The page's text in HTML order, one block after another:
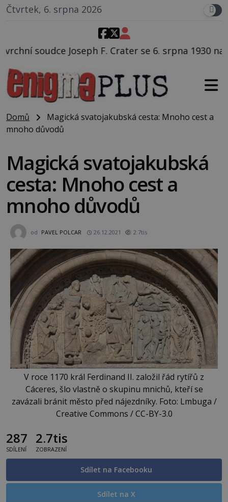
Čtvrtek, 6. srpna 2026
Crater se 6. srpna 1930 navečeří ve své
Domů
Magická svatojakubská cesta: Mnoho cest a
mnoho důvodů
Magická svatojakubská
cesta: Mnoho cest a
mnoho důvodů
od PAVEL POLCAR 26.12.2021 2.7tis
V roce 1170 král Ferdinand II. založil řád rytířů z
Cáceres, šlo vlastně o skupinu mnichů, kteří se
zavázali bránit město před nájezdníky. Foto: Lmbuga /
Creative Commons / CC-BY-3.0
287
SDÍLENÍ
2.7tis
ZOBRAZENÍ
Sdílet na Facebooku
Sdílet na X